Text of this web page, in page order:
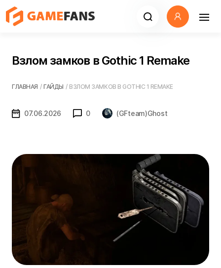
Взлом замков в Gothic 1 Remake
ГЛАВНАЯ / ГАЙДЫ / ВЗЛОМ ЗАМКОВ В GOTHIC 1 REMAKE
07.06.2026 0 (GFteam)Ghost